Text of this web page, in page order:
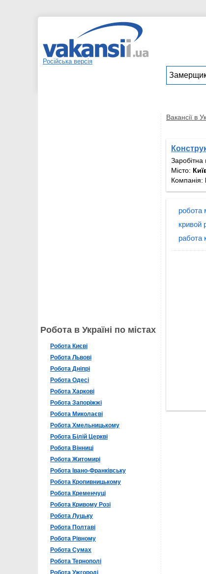
Російська версія
Робота в Україні по містах
Робота Києві
Робота Львові
Робота Дніпрі
Робота Одесі
Робота Харкові
Робота Запоріжжі
Робота Миколаєві
Робота Хмельницькому
Робота Білій Церкві
Робота Вінниці
Робота Житомирі
Робота Івано-Франківську
Робота Кропивницькому
Робота Кременчуці
Робота Кривому Розі
Робота Луцьку
Робота Полтаві
Робота Рівному
Робота Сумах
Робота Тернополі
Робота Ужгороді
Вакансії в
Заробітна
Місто:
Компанія:
робота
кривой
работа